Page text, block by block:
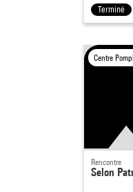
Terminé
Centre
Rencontre
Selon